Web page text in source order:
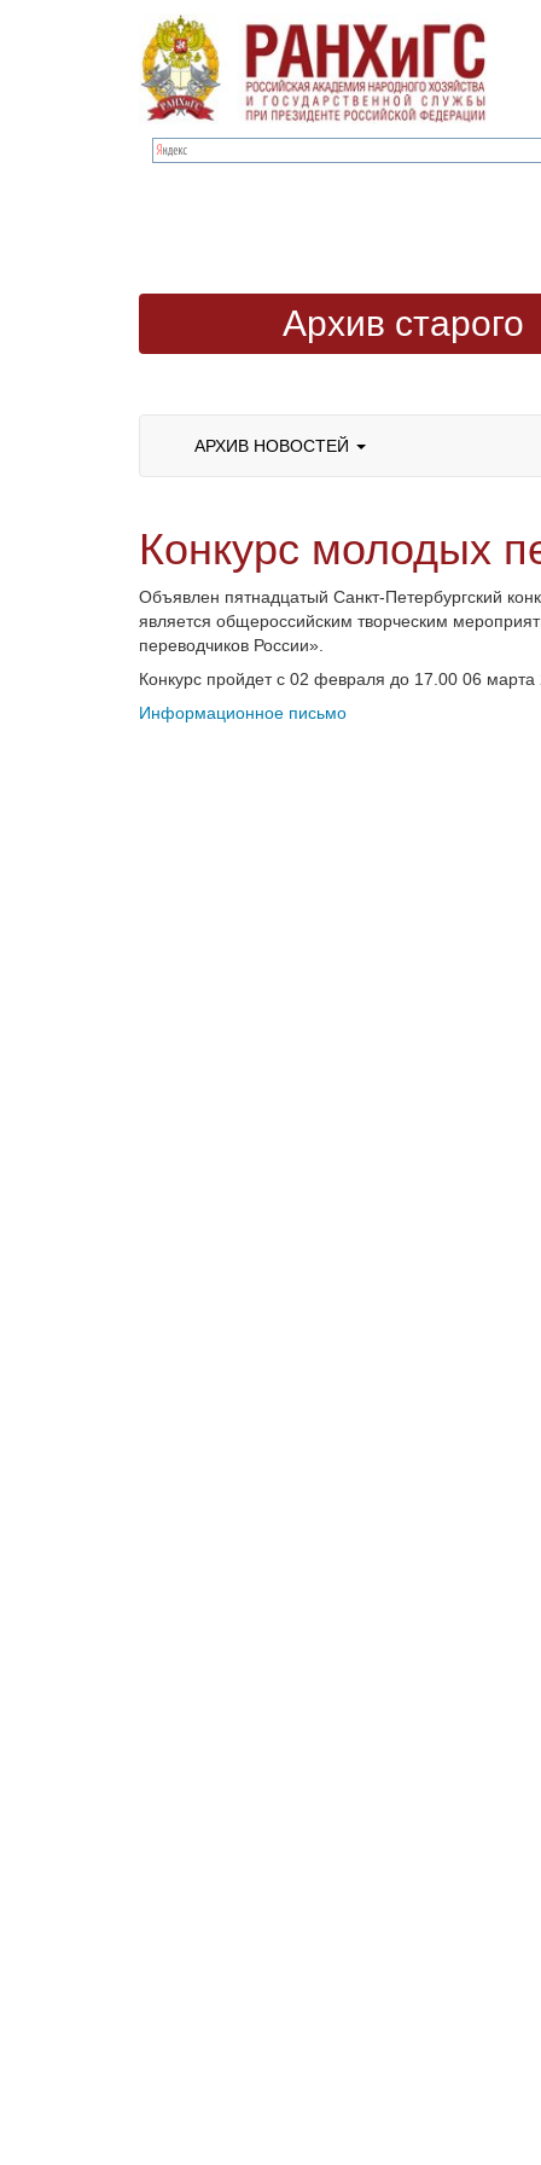
Архив старого
АРХИВ НОВОСТЕЙ
Конкурс молодых
Объявлен пятнадцатый Санкт-Петербургский
является общероссийским творческим
переводчиков России».
Конкурс пройдет с 02 февраля до 17.00 06 марта
Информационное письмо